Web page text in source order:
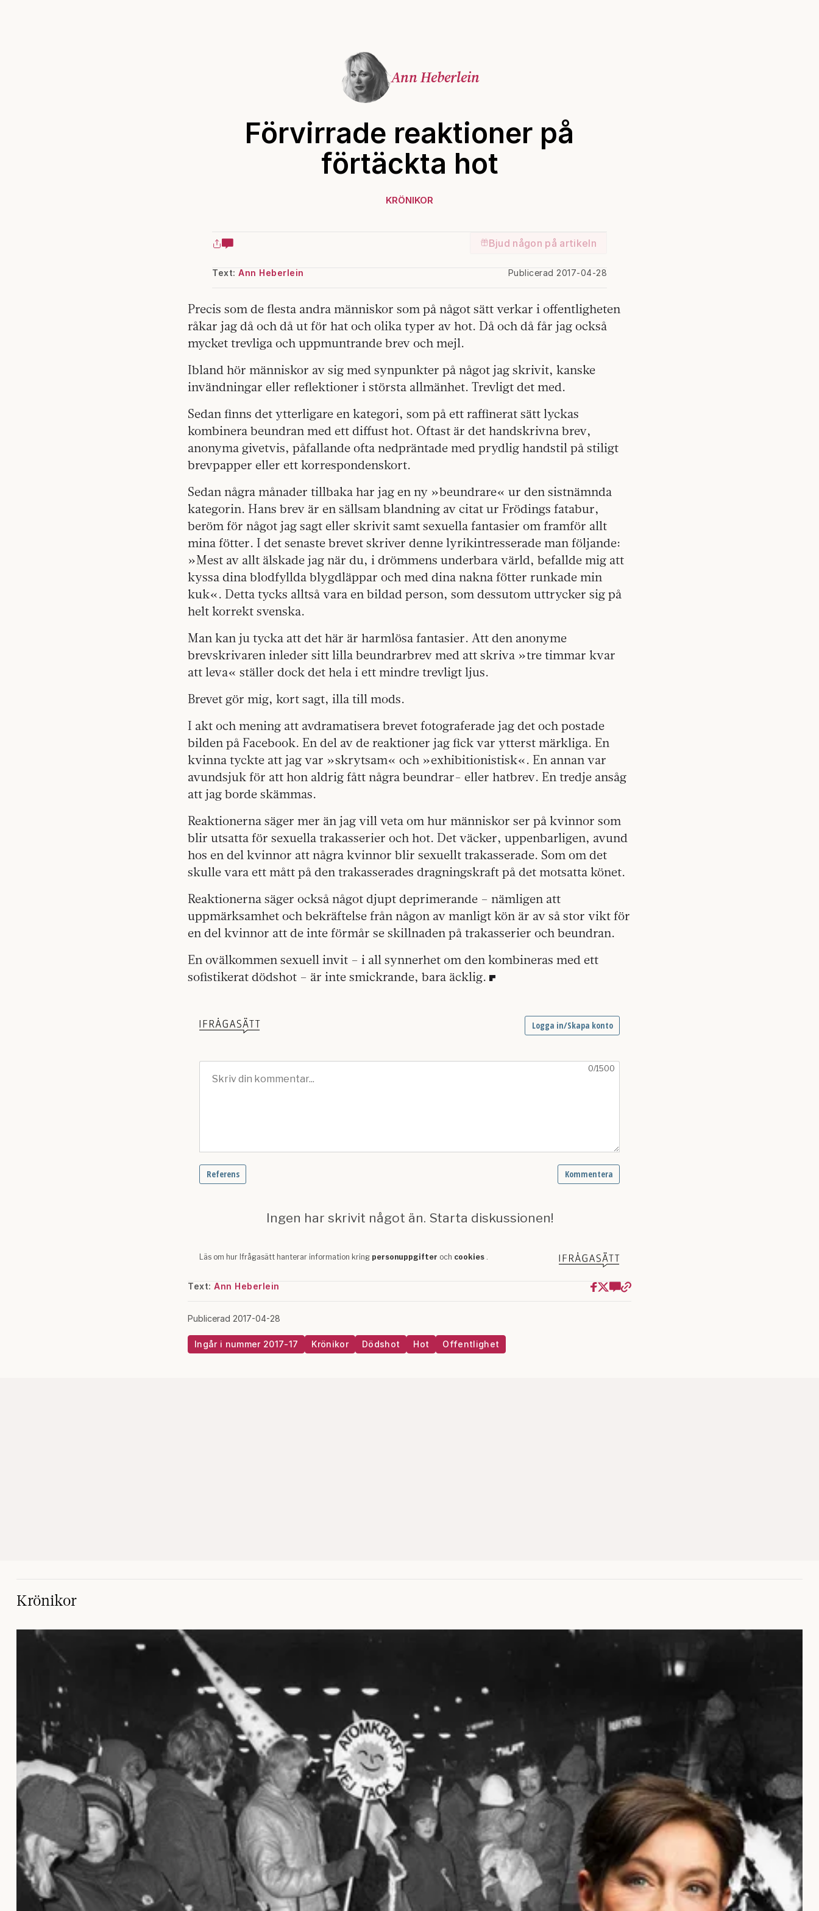
Ann Heberlein
Förvirrade reaktioner på
förtäckta hot
KRÖNIKOR
Bjud någon på artikeln
Text: Ann Heberlein Publicerad 2017-04-28
Precis som de flesta andra människor som på något sätt verkar i offentligheten
råkar jag då och då ut för hat och olika typer av hot. Då och då får jag också
mycket trevliga och uppmuntrande brev och mejl.
Ibland hör människor av sig med synpunkter på något jag skrivit, kanske
invändningar eller reflektioner i största allmänhet. Trevligt det med.
Sedan finns det ytterligare en kategori, som på ett raffinerat sätt lyckas
kombinera beundran med ett diffust hot. Oftast är det handskrivna brev,
anonyma givetvis, påfallande ofta nedpräntade med prydlig handstil på stiligt
brevpapper eller ett korrespondenskort.
Sedan några månader tillbaka har jag en ny »beundrare« ur den sistnämnda
kategorin. Hans brev är en sällsam blandning av citat ur Frödings fatabur,
beröm för något jag sagt eller skrivit samt sexuella fantasier om framför allt
mina fötter. I det senaste brevet skriver denne lyrikintresserade man följande:
»Mest av allt älskade jag när du, i drömmens underbara värld, befallde mig att
kyssa dina blodfyllda blygdläppar och med dina nakna fötter runkade min
kuk«. Detta tycks alltså vara en bildad person, som dessutom uttrycker sig på
helt korrekt svenska.
Man kan ju tycka att det här är harmlösa fantasier. Att den anonyme
brevskrivaren inleder sitt lilla beundrarbrev med att skriva »tre timmar kvar
att leva« ställer dock det hela i ett mindre trevligt ljus.
Brevet gör mig, kort sagt, illa till mods.
I akt och mening att avdramatisera brevet fotograferade jag det och postade
bilden på Facebook. En del av de reaktioner jag fick var ytterst märkliga. En
kvinna tyckte att jag var »skrytsam« och »exhibitionistisk«. En annan var
avundsjuk för att hon aldrig fått några beundrar- eller hatbrev. En tredje ansåg
att jag borde skämmas.
Reaktionerna säger mer än jag vill veta om hur människor ser på kvinnor som
blir utsatta för sexuella trakasserier och hot. Det väcker, uppenbarligen, avund
hos en del kvinnor att några kvinnor blir sexuellt trakasserade. Som om det
skulle vara ett mått på den trakasserades dragningskraft på det motsatta könet.
Reaktionerna säger också något djupt deprimerande – nämligen att
uppmärksamhet och bekräftelse från någon av manligt kön är av så stor vikt för
en del kvinnor att de inte förmår se skillnaden på trakasserier och beundran.
En ovälkommen sexuell invit – i all synnerhet om den kombineras med ett
sofistikerat dödshot – är inte smickrande, bara äcklig.
Text: Ann Heberlein
Publicerad 2017-04-28
Ingår i nummer 2017-17 Krönikor Dödshot Hot Offentlighet
Krönikor